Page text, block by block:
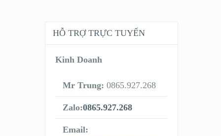
HỖ TRỢ TRỰC TUYẾN
Kinh Doanh
Mr Trung: 0865.927.268
Zalo:0865.927.268
Email: